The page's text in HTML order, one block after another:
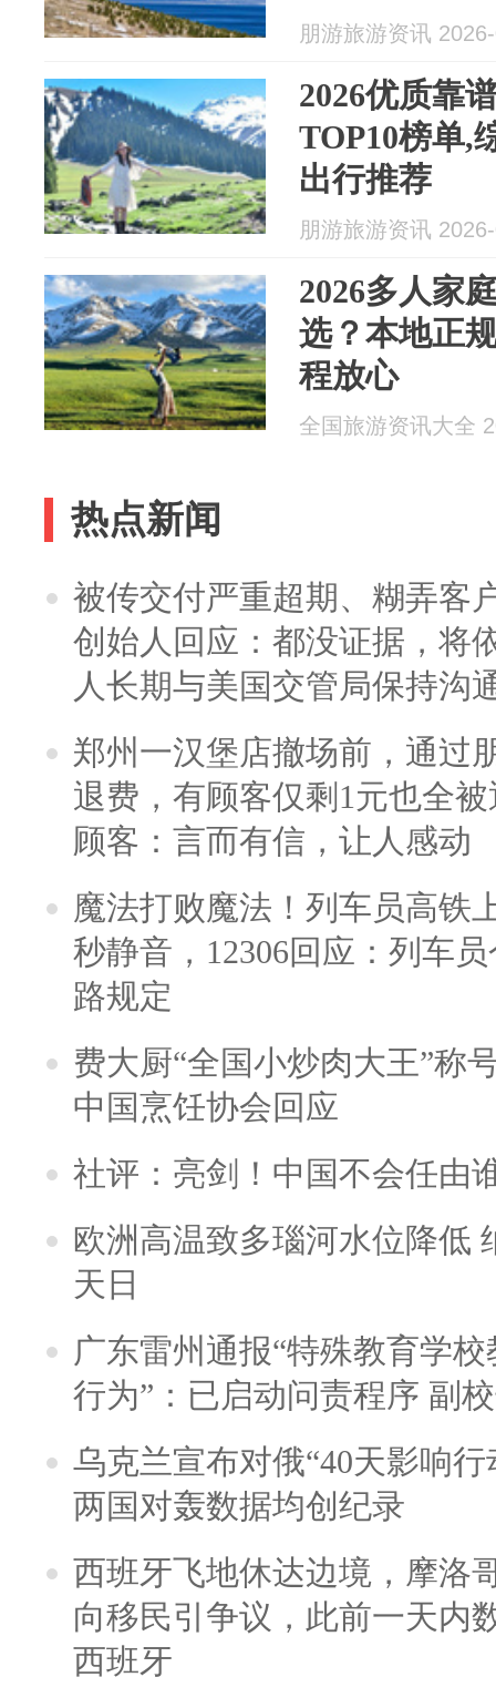
朋游旅游资讯
2026优质靠
TOP10榜单,
出行推荐
朋游旅游资讯
2026多人家
选？本地正
程放心
全国旅游资讯大全
热点新闻
被传交付严重超期、糊弄客
创始人回应：都没证据，将
人长期与美国交管局保持沟
郑州一汉堡店撤场前，通过
退费，有顾客仅剩1元也全
顾客：言而有信，让人感动
魔法打败魔法！列车员高铁
秒静音，12306回应：列车
路规定
费大厨“全国小炒肉大王”称
中国烹饪协会回应
社评：亮剑！中国不会任由
欧洲高温致多瑙河水位降低
天日
广东雷州通报“特殊教育学
行为”：已启动问责程序 副
乌克兰宣布对俄“40天影响
两国对轰数据均创纪录
西班牙飞地休达边境，摩洛
向移民引争议，此前一天内
西班牙